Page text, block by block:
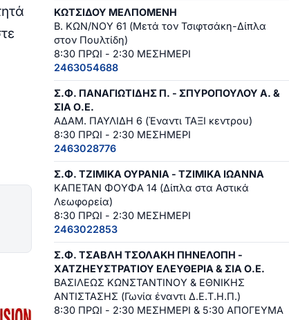
ΚΩΤΣΙΔΟΥ ΜΕΛΠΟΜΕΝΗ
Β. ΚΩΝ/ΝΟΥ 61 (Μετά τον Τσιφτσάκη-Δίπλα
στον Πουλτίδη)
8:30 ΠΡΩΙ - 2:30 ΜΕΣΗΜΕΡΙ
2463054688
Σ.Φ. ΠΑΝΑΓΙΩΤΙΔΗΣ Π. - ΣΠΥΡΟΠΟΥΛΟΥ Α. &
ΣΙΑ Ο.Ε.
ΑΔΑΜ. ΠΑΥΛΙΔΗ 6 (Έναντι ΤΑΞΙ κεντρου)
8:30 ΠΡΩΙ - 2:30 ΜΕΣΗΜΕΡΙ
2463028776
Σ.Φ. ΤΖΙΜΙΚΑ ΟΥΡΑΝΙΑ - ΤΖΙΜΙΚΑ ΙΩΑΝΝΑ
ΚΑΠΕΤΑΝ ΦΟΥΦΑ 14 (Δίπλα στα Αστικά
Λεωφορεία)
8:30 ΠΡΩΙ - 2:30 ΜΕΣΗΜΕΡΙ
2463022853
Σ.Φ. ΤΣΑΒΛΗ ΤΣΟΛΑΚΗ ΠΗΝΕΛΟΠΗ -
ΧΑΤΖΗΕΥΣΤΡΑΤΙΟΥ ΕΛΕΥΘΕΡΙΑ & ΣΙΑ Ο.Ε.
ΒΑΣΙΛΕΩΣ ΚΩΝΣΤΑΝΤΙΝΟΥ & ΕΘΝΙΚΗΣ
ΑΝΤΙΣΤΑΣΗΣ (Γωνία έναντι Δ.Ε.Τ.Η.Π.)
8:30 ΠΡΩΙ - 2:30 ΜΕΣΗΜΕΡΙ & 5:30 ΑΠΟΓΕΥΜΑ